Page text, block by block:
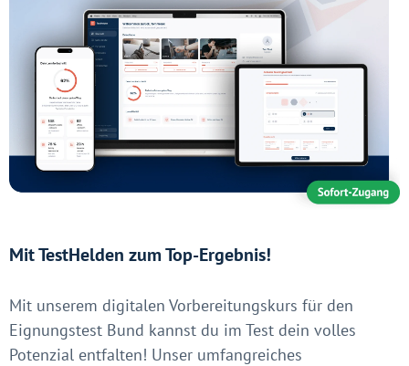
Mit TestHelden zum Top-Ergebnis!
Mit unserem digitalen Vorbereitungskurs für den
Eignungstest Bund kannst du im Test dein volles
Potenzial entfalten! Unser umfangreiches